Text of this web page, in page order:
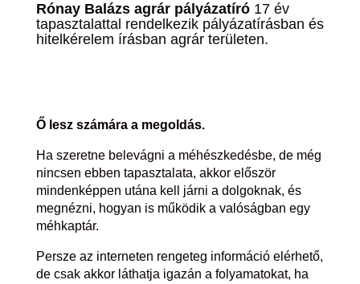
Rónay Balázs agrár pályázatíró17 év
tapasztalattal rendelkezik pályázatírásban és
hitelkérelem írásban agrár területen.
Ő lesz számára a megoldás.
Ha szeretne belevágni a méhészkedésbe, de még
nincsen ebben tapasztalata, akkor először
mindenképpen utána kell járni a dolgoknak, és
megnézni, hogyan is működik a valóságban egy
méhkaptár.
Persze az interneten rengeteg információ elérhető,
de csak akkor láthatja igazán a folyamatokat, ha